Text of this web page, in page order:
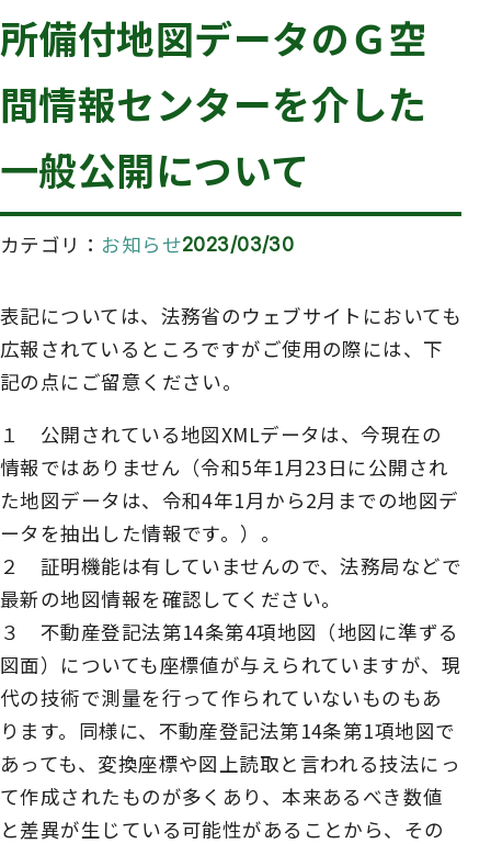
所備付地図データのＧ空
間情報センターを介した
一般公開について
カテゴリ お知らせ2023/03/30
表記については、法務省のウェブサイトにおいても
広報されているところですがご使用の際には、下
記の点にご留意ください。
１ 公開されている地図XMLデータは、今現在の
情報ではありません（令和5年1月23日に公開され
た地図データは、令和4年1月から2月までの地図デ
ータを抽出した情報です。）。
２ 証明機能は有していませんので、法務局などで
最新の地図情報を確認してください。
３ 不動産登記法第14条第4項地図（地図に準ずる
図面）についても座標値が与えられていますが、現
代の技術で測量を行って作られていないものもあ
ります。同様に、不動産登記法第14条第1項地図で
あっても、変換座標や図上読取と言われる技法にっ
て作成されたものが多くあり、本来あるべき数値
と差異が生じている可能性があることから、その